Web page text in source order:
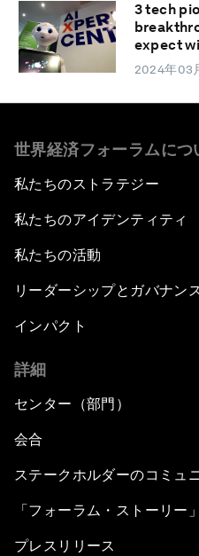
3 tech
expect
2024年03
世界経済フォーラムにつ
私たちのストラテジー
私たちのアイデンティティ
私たちの活動
リーダーシップとガバナン
インパクト
詳細
センター（部門）
会合
ステークホルダーのコミュ
「フォーラム・ストーリー」
プレスリリース